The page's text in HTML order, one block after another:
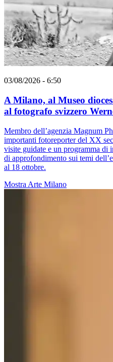
03/08/2026 - 6:50
A Milano, al Museo
al fotografo svizzero
Membro dell’agenzia Magnum
importanti fotoreporter del XX
visite guidate e un programma
di approfondimento sui temi
al 18 ottobre.
Mostra Arte Milano